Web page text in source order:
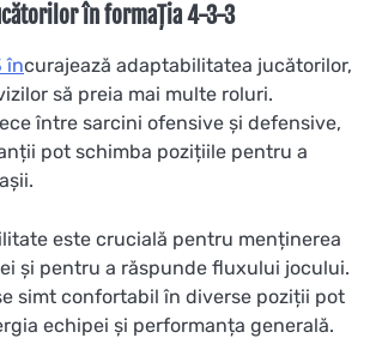
în formația 4-3-3
încurajează adaptabilitatea jucătorilor,
să preia mai multe roluri.
între sarcini ofensive și defensive,
pot schimba pozițiile pentru a
este crucială pentru menținerea
și pentru a răspunde fluxului jocului.
simt confortabil în diverse poziții pot
echipei și performanța generală.